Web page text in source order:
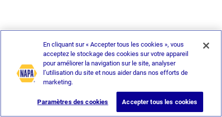
En cliquant sur « Accepter tous les cookies », vous
acceptez le stockage des cookies sur votre appareil
pour améliorer la navigation sur le site, analyser
l’utilisation du site et nous aider dans nos efforts de
marketing.
Paramètres des cookies Accepter tous les cookies